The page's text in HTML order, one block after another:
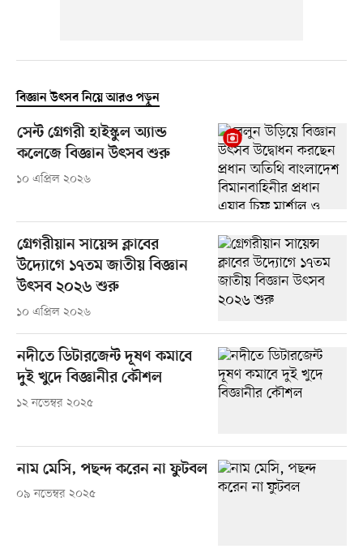
বিজ্ঞান উৎসব নিয়ে আরও পড়ুন
সেন্ট গ্রেগরী হাইস্কুল অ্যান্ড
কলেজে বিজ্ঞান উৎসব শুরু
১০ এপ্রিল ২০২৬
গ্রেগরীয়ান সায়েন্স ক্লাবের
উদ্যোগে ১৭তম জাতীয় বিজ্ঞান
উৎসব ২০২৬ শুরু
১০ এপ্রিল ২০২৬
নদীতে ডিটারজেন্ট দূষণ কমাবে
দুই খুদে বিজ্ঞানীর কৌশল
১২ নভেম্বর ২০২৫
নাম মেসি, পছন্দ করেন না ফুটবল
০৯ নভেম্বর ২০২৫